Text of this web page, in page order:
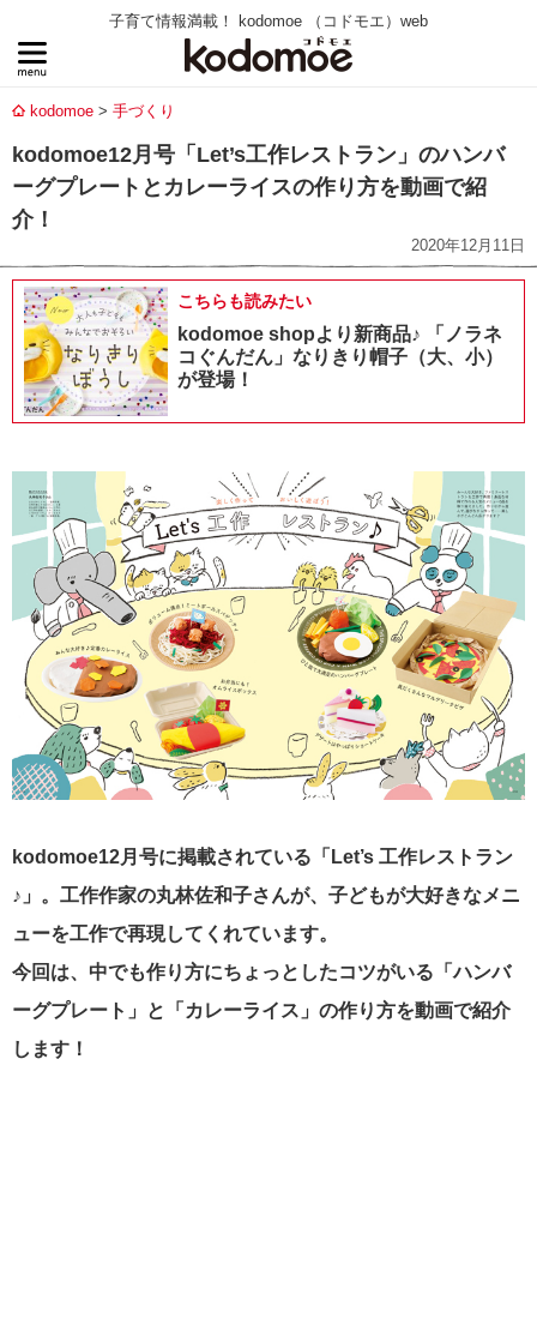
子育て情報満載！ kodomoe （コドモエ）web
kodomoe 手づくり
kodomoe12月号「Let’s工作レストラン」のハンバ
ーグプレートとカレーライスの作り方を動画で紹
介！
2020年12月11日
こちらも読みたい
kodomoe shopより新商品♪ 「ノラネ
コぐんだん」なりきり帽子（大、小）
が登場！
kodomoe12月号に掲載されている「Let’s 工作レストラン
♪」。工作作家の丸林佐和子さんが、子どもが大好きなメニ
ューを工作で再現してくれています。
今回は、中でも作り方にちょっとしたコツがいる「ハンバ
ーグプレート」と「カレーライス」の作り方を動画で紹介
します！